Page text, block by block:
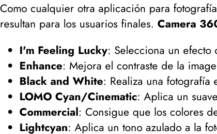
Como cualquier otra aplicación para
resultan para los usuarios finales. Camera
I'm Feeling Lucky: Selecciona un efecto
Enhance: Mejora el contraste de la
Black and White: Realiza una fotografía
LOMO Cyan/Cinematic: Aplica un
Commercial: Consigue que los colores
Lightcyan: Aplica un tono azulado a la